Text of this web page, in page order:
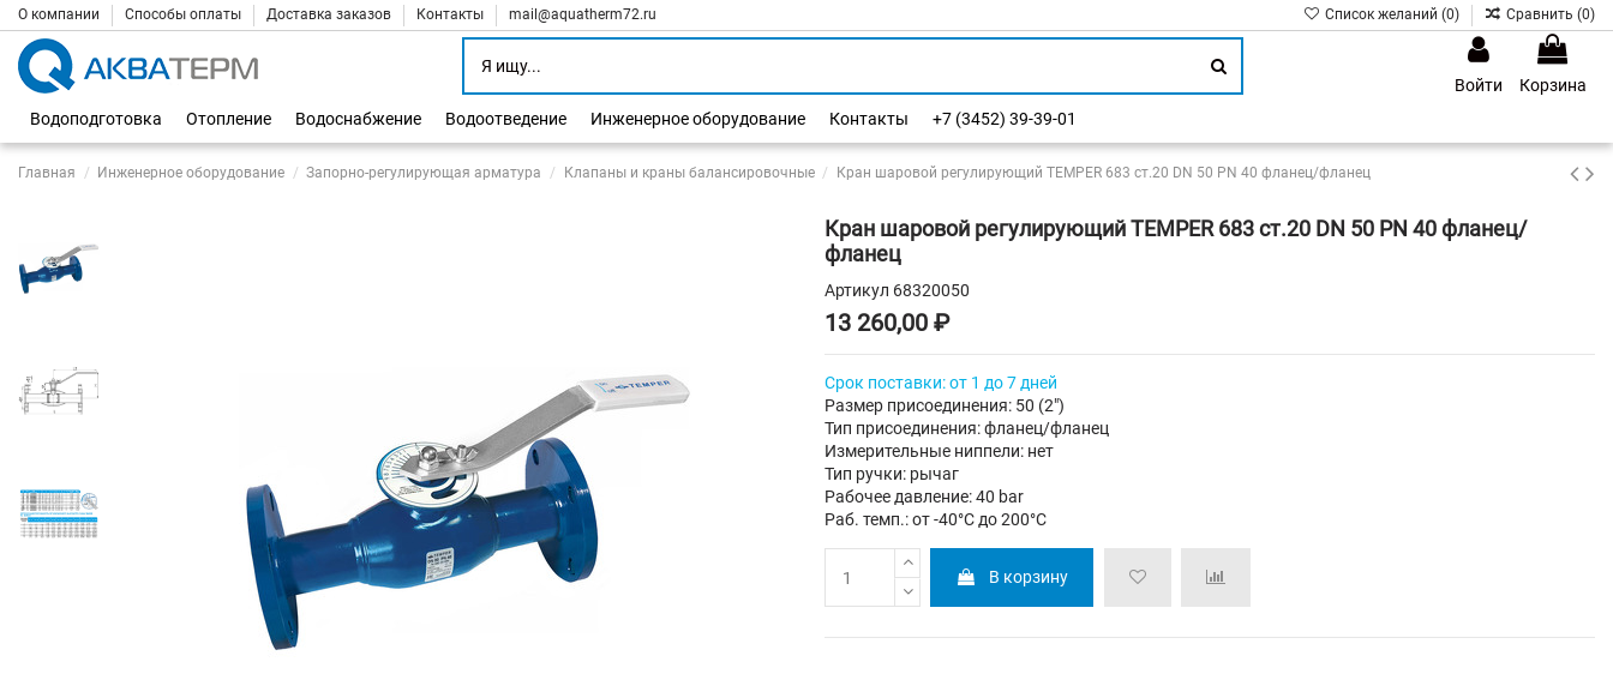
О компании Способы оплаты Доставка заказов Контакты mail@aquatherm72.ru Список желаний (0) Сравнить (0)
Войти
Корзина
Водоподготовка
Отопление Водоснабжение Водоотведение Инженерное оборудование Контакты +7 (3452) 39-39-01
Главная Инженерное оборудование Запорно-регулирующая арматура Клапаны и краны балансировочные Кран шаровой регулирующий TEMPER 683 ст.20 DN 50 PN 40 фланец/фланец
Кран шаровой регулирующий TEMPER 683 ст.20 DN 50 PN 40 фланец/
фланец
Артикул 68320050
13 260,00 ₽
Срок поставки: от 1 до 7 дней
Размер присоединения: 50 (2")
Тип присоединения: фланец/фланец
Измерительные ниппели: нет
Тип ручки: рычаг
Рабочее давление: 40 bar
Раб. темп.: от -40°C до 200°C
В корзину